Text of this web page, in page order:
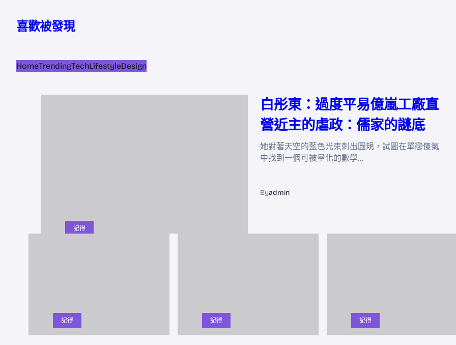
喜歡被發現
HomeTrendingTechLifestyleDesign
記得
白彤東：過度平易億嵐工廠直
營近主的虐政：儒家的謎底
她對著天空的藍色光束刺出圓規，試圖在單戀傻氣
中找到一個可被量化的數學…
Byadmin
記得 記得 記得